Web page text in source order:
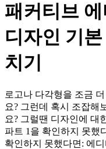
패커티브
디자인 기
치기
로고나 다각형을 조금
요? 그런데 혹시 조잡해
요? 그럴땐 디자인에 대
파트 1을 확인하지 못했
확인하지 못했다면: 에디